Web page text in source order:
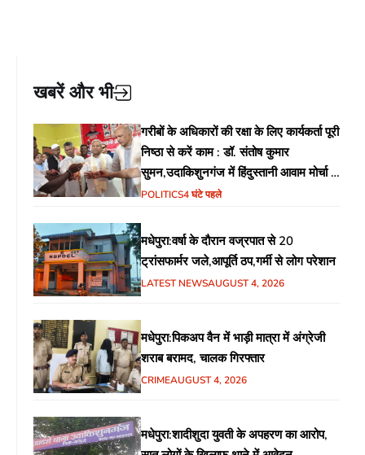
खबरें और भी
गरीबों के अधिकारों की रक्षा के लिए कार्यकर्ता पूरी
निष्ठा से करें काम : डॉ. संतोष कुमार
सुमन,उदाकिशुनगंज में हिंदुस्तानी आवाम मोर्चा के
गरीब चौपाल में शिक्षा, स्वास्थ्य, रोजगार समेत
POLITICS4 घंटे पहले
मधेपुरा:वर्षा के दौरान वज्रपात से 20
ट्रांसफार्मर जले,आपूर्ति ठप,गर्मी से लोग परेशान
LATEST NEWSAUGUST 4, 2026
मधेपुरा:पिकअप वैन में भाड़ी मात्रा में अंग्रेजी
शराब बरामद, चालक गिरफ्तार
CRIMEAUGUST 4, 2026
मधेपुरा:शादीशुदा युवती के अपहरण का आरोप,